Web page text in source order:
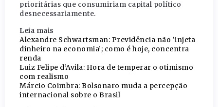
prioritárias que consumiriam capital político
desnecessariamente.
Leia mais
Alexandre Schwartsman: Previdência não ‘injeta
dinheiro na economia’; como é hoje, concentra
renda
Luiz Felipe d’Avila: Hora de temperar o otimismo
com realismo
Márcio Coimbra: Bolsonaro muda a percepção
internacional sobre o Brasil